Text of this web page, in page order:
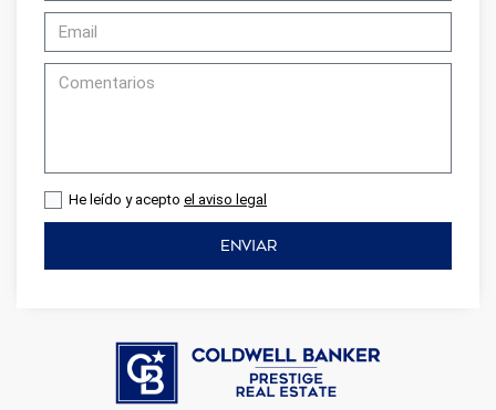
He leído y acepto el aviso legal
ENVIAR